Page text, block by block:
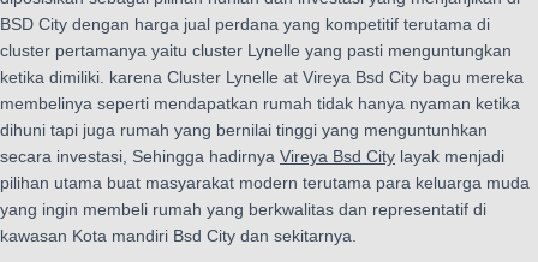
BSD City dengan harga jual perdana yang kompetitif terutama di
cluster pertamanya yaitu cluster Lynelle yang pasti menguntungkan
ketika dimiliki. karena Cluster Lynelle at Vireya Bsd City bagu mereka
membelinya seperti mendapatkan rumah tidak hanya nyaman ketika
dihuni tapi juga rumah yang bernilai tinggi yang menguntunhkan
secara investasi, Sehingga hadirnya Vireya Bsd City layak menjadi
pilihan utama buat masyarakat modern terutama para keluarga muda
yang ingin membeli rumah yang berkwalitas dan representatif di
kawasan Kota mandiri Bsd City dan sekitarnya.